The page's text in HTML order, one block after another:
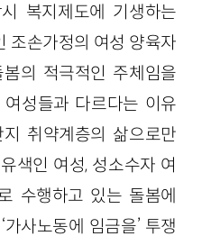
복지제도에 기생하는
조손가정의 여성 양육자
의 적극적인 주체임을
성들과 다르다는 이유
취약계층의 삶으로만
색인 여성, 성소수자 여
수행하고 있는 돌봄에
사노동에 임금을’ 투쟁